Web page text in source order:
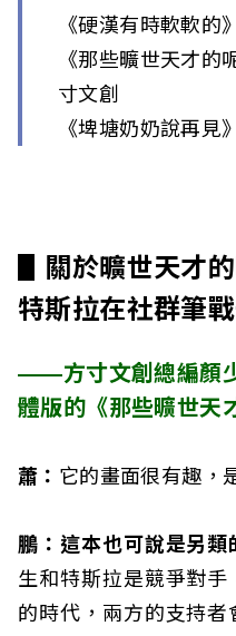
《硬漢有時軟軟的
《那些曠世天才的
寸文創
《埤塘奶奶說再見
關於曠世天才
特斯拉在社群筆
——方寸文創總編顏
體版的《那些曠世天
蕭： 它的畫面很有趣，
鵬：這本也可說是另類
生和特斯拉是競爭對
的時代，兩方的支持